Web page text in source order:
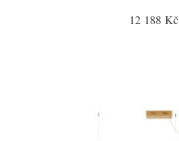
12 188 Kč